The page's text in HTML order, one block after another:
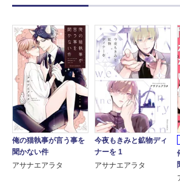
俺の猫執事が言う事を
聞かない件
アサナエアラタ
今夜もきみと鉱物ディ
ナーを 1
アサナエアラタ